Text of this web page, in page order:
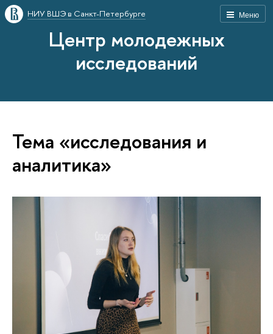
Меню
НИУ ВШЭ в Санкт-Петербурге
Центр молодежных
исследований
Тема «исследования и
аналитика»